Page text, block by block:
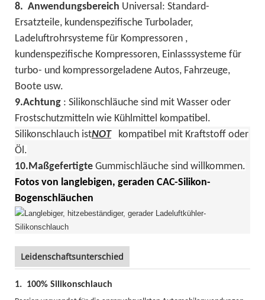
8. Anwendungsbereich Universal: Standard-
Ersatzteile, kundenspezifische Turbolader,
Ladeluftrohrsysteme für Kompressoren ,
kundenspezifische Kompressoren, Einlasssysteme für
turbo- und kompressorgeladene Autos, Fahrzeuge,
Boote usw.
9.Achtung : Silikonschläuche sind mit Wasser oder
Frostschutzmitteln wie Kühlmittel kompatibel.
Silikonschlauch istNOT
kompatibel mit Kraftstoff oder
Öl.
10.Maßgefertigte Gummischläuche sind willkommen.
Fotos von langlebigen, geraden CAC-Silikon-
Bogenschläuchen
Leidenschaftsunterschied
1. 100% Silikonschlauch